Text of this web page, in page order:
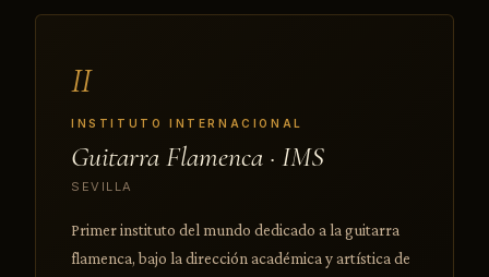
II
INSTITUTO INTERNACIONAL
Guitarra Flamenca · IMS
SEVILLA
Primer instituto del mundo dedicado a la guitarra
flamenca, bajo la dirección académica y artística de